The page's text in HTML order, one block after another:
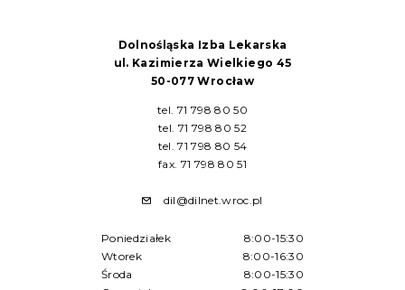
Dolnośląska Izba Lekarska
ul. Kazimierza Wielkiego 45
50-077 Wrocław
tel. 71 798 80 50
tel. 71 798 80 52
tel. 71 798 80 54
fax. 71 798 80 51
dil@dilnet.wroc.pl
Poniedziałek
8:00-15:30
Wtorek
8:00-16:30
Środa
8:00-15:30